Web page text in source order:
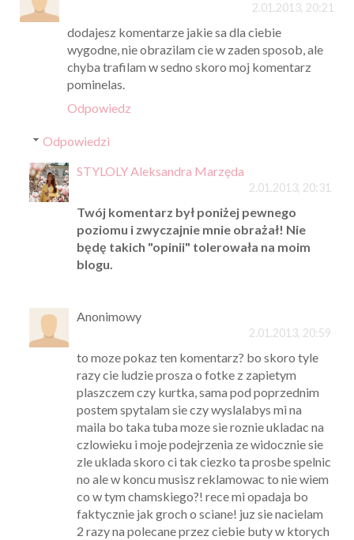
2.01.2013, 20:21
dodajesz komentarze jakie sa dla ciebie
wygodne, nie obrazilam cie w zaden sposob, ale
chyba trafilam w sedno skoro moj komentarz
pominelas.
Odpowiedz
Odpowiedzi
STYLOLY Aleksandra Marzęda
2.01.2013, 20:31
Twój komentarz był poniżej pewnego
poziomu i zwyczajnie mnie obrażał! Nie
będę takich "opinii" tolerowała na moim
blogu.
Anonimowy
2.01.2013, 20:59
to moze pokaz ten komentarz? bo skoro tyle
razy cie ludzie prosza o fotke z zapietym
plaszczem czy kurtka, sama pod poprzednim
postem spytalam sie czy wyslalabys mi na
maila bo taka tuba moze sie roznie ukladac na
czlowieku i moje podejrzenia ze widocznie sie
zle uklada skoro ci tak ciezko ta prosbe spelnic
no ale w koncu musisz reklamowac to nie wiem
co w tym chamskiego?! rece mi opadaja bo
faktycznie jak groch o sciane! juz sie nacielam
2 razy na polecane przez ciebie buty w ktorych